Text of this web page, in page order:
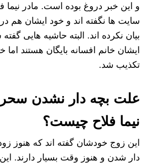
و این خبر دروغ بوده است. مادر نیما
سایت ها نگفته اند و خود ایشان هم
بیان نکرده اند. البته حاشیه هایی
ایشان خانم افسانه بایگان هستند اما
تکذیب شد.
علت بچه دار نشدن سحر
نیما فلاح چیست؟
این زوج خودشان گفته اند که هنوز
دار شدن و هنوز وقت بسیار دارند.